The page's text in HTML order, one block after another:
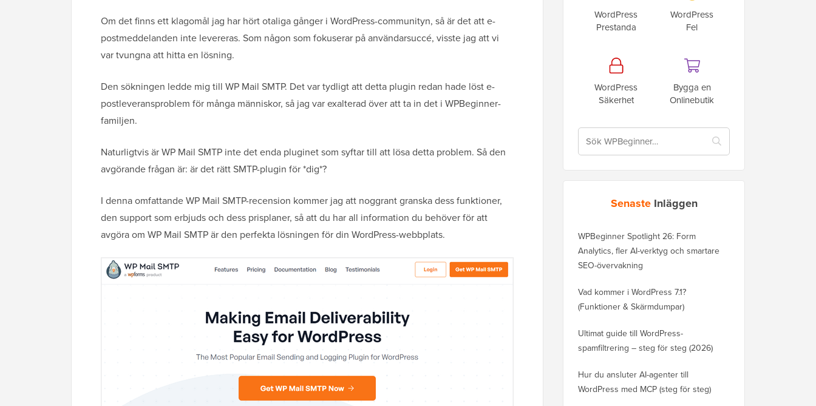
Om det finns ett klagomål jag har hört otaliga gånger i WordPress-communityn, så är det att e-
postmeddelanden inte levereras. Som någon som fokuserar på användarsuccé, visste jag att vi
var tvungna att hitta en lösning.
Den sökningen ledde mig till WP Mail SMTP. Det var tydligt att detta plugin redan hade löst e-
postleveransproblem för många människor, så jag var exalterad över att ta in det i WPBeginner-
familjen.
Naturligtvis är WP Mail SMTP inte det enda pluginet som syftar till att lösa detta problem. Så den
avgörande frågan är: är det rätt SMTP-plugin för *dig*?
I denna omfattande WP Mail SMTP-recension kommer jag att noggrant granska dess funktioner,
den support som erbjuds och dess prisplaner, så att du har all information du behöver för att
avgöra om WP Mail SMTP är den perfekta lösningen för din WordPress-webbplats.
WordPress
Prestanda
WordPress
Fel
WordPress
Säkerhet
Bygga en
Onlinebutik
Senaste Inläggen
WPBeginner Spotlight 26: Form
Analytics, fler AI-verktyg och smartare
SEO-övervakning
Vad kommer i WordPress 7.1?
(Funktioner & Skärmdumpar)
Ultimat guide till WordPress-
spamfiltrering – steg för steg (2026)
Hur du ansluter AI-agenter till
WordPress med MCP (steg för steg)